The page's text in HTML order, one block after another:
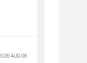
AUG 06